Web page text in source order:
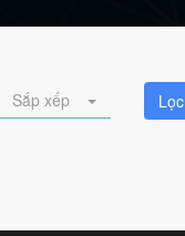
Sắp xếp Lọc